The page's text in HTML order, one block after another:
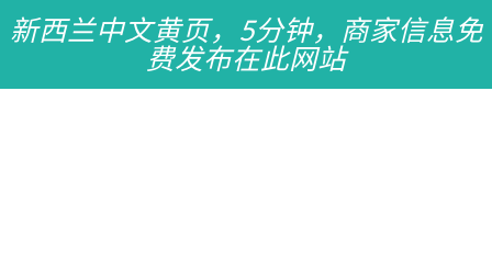
新西兰中文黄页，5分钟，商家信息免
费发布在此网站